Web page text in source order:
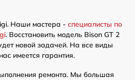
Наши мастера - специалисты по
. Восстановить модель Bison GT 2
новой задачей. На все виды
имеется гарантия.
ремонта. Мы большая